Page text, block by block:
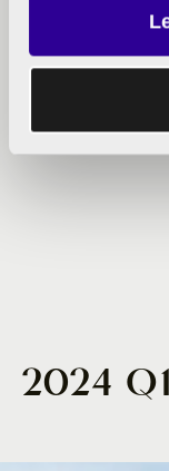
2024 Q1